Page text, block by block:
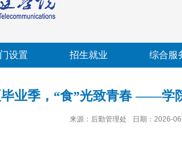
设置 招生就业 综合服
毕业季，“食”光致青春 ——学
来源：后勤管理处 日期：2026-